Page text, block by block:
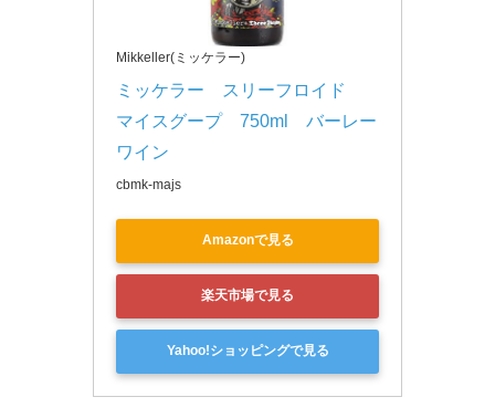
Mikkeller(ミッケラー)
ミッケラー　スリーフロイド
マイスグープ　750ml　バーレー
ワイン
cbmk-majs
Amazonで見る
楽天市場で見る
Yahoo!ショッピングで見る